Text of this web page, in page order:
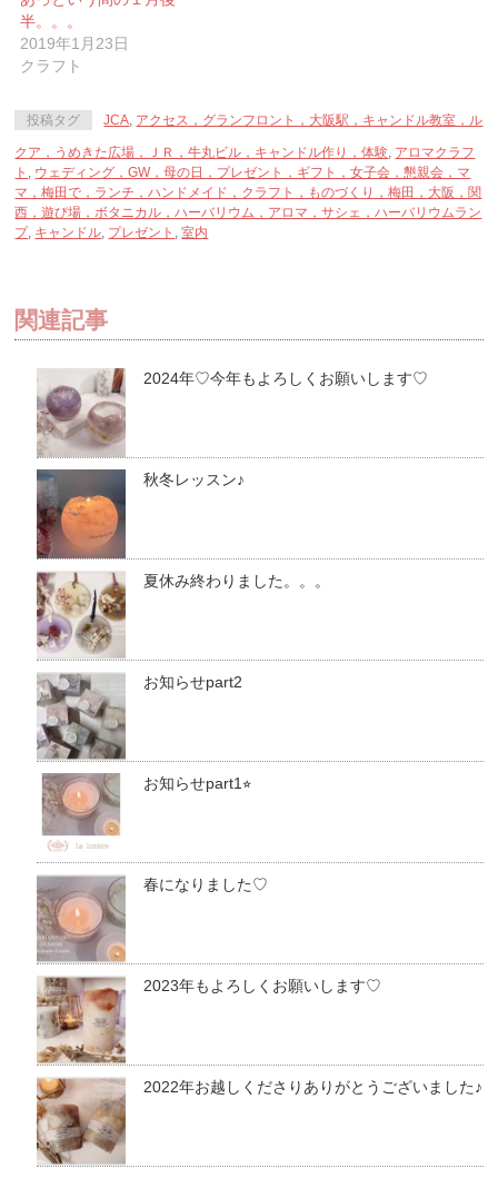
ド
ウ
で
開
き
ま
さ
(新
し
ド
ウ
開
き
ま
す)
ド
で
開
半。。。
2019年1月23日
クラフト
投稿タグ JCA, アクセス，グランフロント，大阪駅，キャンドル教室，ル
クア，うめきた広場，ＪＲ，牛丸ビル，キャンドル作り，体験, アロマクラフ
ト , ウェディング，GW，母の日，プレゼント，ギフト，女子会，懇親会，マ
マ，梅田で，ランチ，ハンドメイド，クラフト，ものづくり，梅田，大阪，関
西，遊び場，ボタニカル，ハーバリウム，アロマ，サシェ，ハーバリウムラン
プ, キャンドル, プレゼント ,室内
関連記事
2024年♡今年もよろしくお願いします♡
秋冬レッスン♪
夏休み終わりました。。。
お知らせpart2
お知らせpart1⭐︎
春になりました♡
2023年もよろしくお願いします♡
2022年お越しくださりありがとうございました♪